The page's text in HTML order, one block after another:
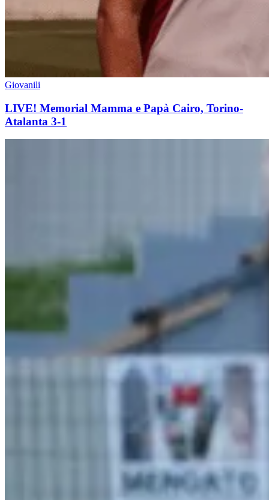
Giovanili
LIVE! Memorial Mamma e Papà Cairo, Torino-
Atalanta 3-1